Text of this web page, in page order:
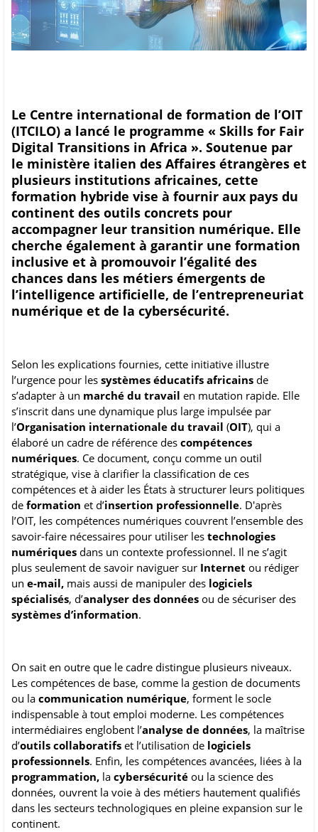
Le Centre international de formation de l’OIT
(ITCILO) a lancé le programme « Skills for Fair
Digital Transitions in Africa ». Soutenue par
le ministère italien des Affaires étrangères et
plusieurs institutions africaines, cette
formation hybride vise à fournir aux pays du
continent des outils concrets pour
accompagner leur transition numérique. Elle
cherche également à garantir une formation
inclusive et à promouvoir l’égalité des
chances dans les métiers émergents de
l’intelligence artificielle, de l’entrepreneuriat
numérique et de la cybersécurité.
Selon les explications fournies, cette initiative illustre
l’urgence pour les systèmes éducatifs africains de
s’adapter à un marché du travail en mutation rapide. Elle
s’inscrit dans une dynamique plus large impulsée par
l’Organisation internationale du travail (OIT), qui a
élaboré un cadre de référence des compétences
numériques. Ce document, conçu comme un outil
stratégique, vise à clarifier la classification de ces
compétences et à aider les États à structurer leurs politiques
de formation et d’insertion professionnelle. D'après
l’OIT, les compétences numériques couvrent l’ensemble des
savoir-faire nécessaires pour utiliser les technologies
numériques dans un contexte professionnel. Il ne s’agit
plus seulement de savoir naviguer sur Internet ou rédiger
un e-mail, mais aussi de manipuler des logiciels
spécialisés, d’analyser des données ou de sécuriser des
systèmes d’information.
On sait en outre que le cadre distingue plusieurs niveaux.
Les compétences de base, comme la gestion de documents
ou la communication numérique, forment le socle
indispensable à tout emploi moderne. Les compétences
intermédiaires englobent l’analyse de données, la maîtrise
d’outils collaboratifs et l’utilisation de logiciels
professionnels. Enfin, les compétences avancées, liées à la
programmation, la cybersécurité ou la science des
données, ouvrent la voie à des métiers hautement qualifiés
dans les secteurs technologiques en pleine expansion sur le
continent.